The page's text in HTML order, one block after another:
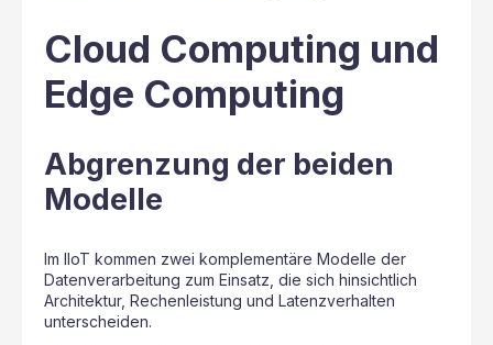
Cloud Computing und
Edge Computing
Abgrenzung der beiden
Modelle
Im IIoT kommen zwei komplementäre Modelle der
Datenverarbeitung zum Einsatz, die sich hinsichtlich
Architektur, Rechenleistung und Latenzverhalten
unterscheiden.